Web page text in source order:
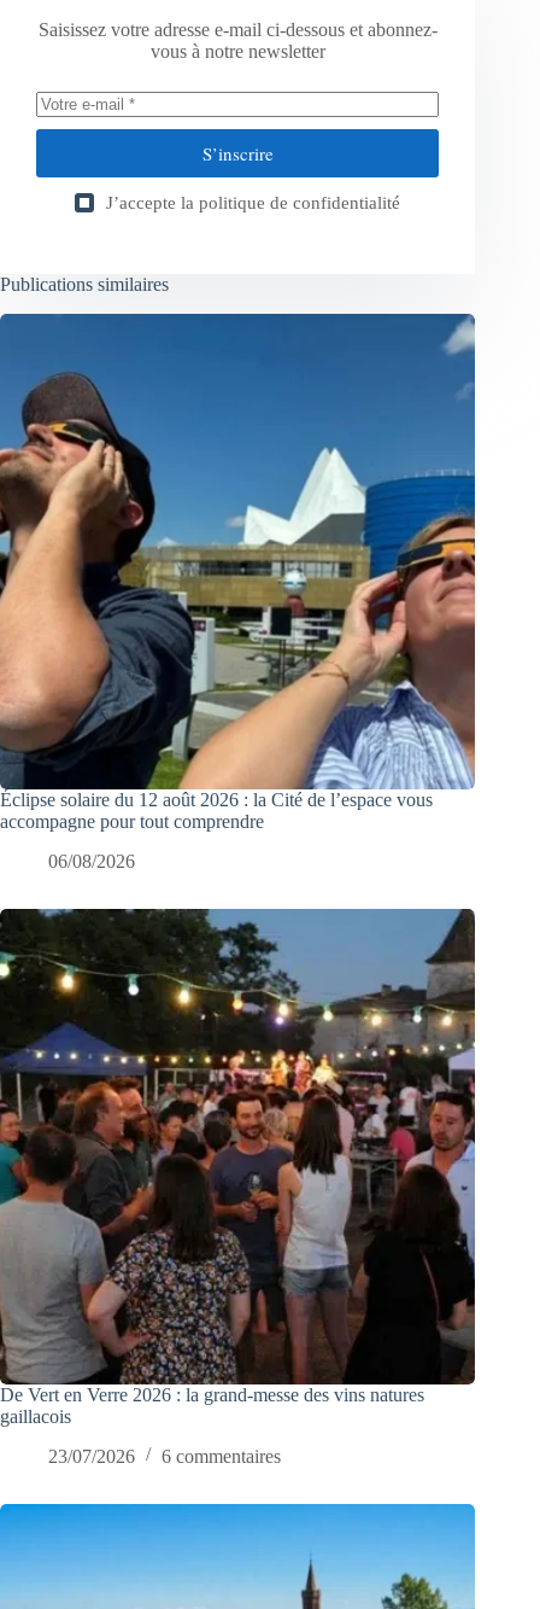
Saisissez votre adresse e-mail ci-dessous et abonnez-
vous à notre newsletter
S’inscrire
J’accepte la politique de confidentialité
Publications similaires
Éclipse solaire du 12 août 2026 : la Cité de l’espace vous
accompagne pour tout comprendre
06/08/2026
De Vert en Verre 2026 : la grand-messe des vins natures
gaillacois
23/07/2026
6 commentaires